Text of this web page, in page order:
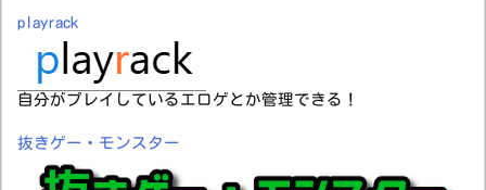
playrack
自分がプレイしているエロゲとか管理できる！
抜きゲー・モンスター